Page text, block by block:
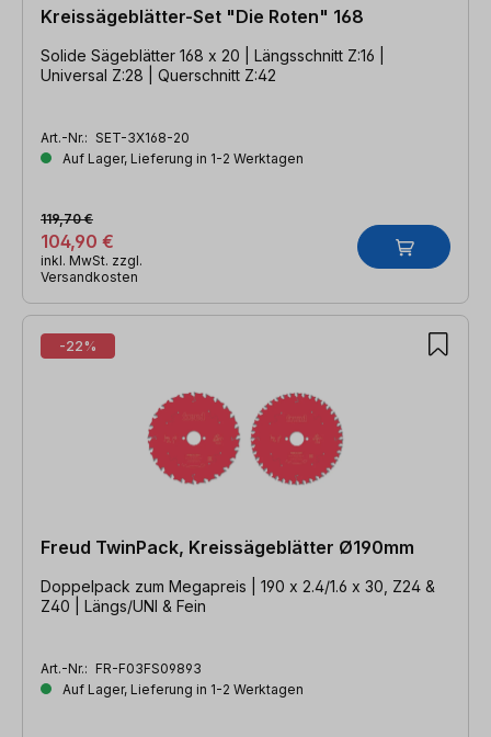
Kreissägeblätter-Set "Die Roten" 168
Solide Sägeblätter 168 x 20 | Längsschnitt Z:16 |
Universal Z:28 | Querschnitt Z:42
Art.-Nr.: SET-3X168-20
Auf Lager, Lieferung in 1-2 Werktagen
104,90 €
119,70 €
inkl. MwSt. zzgl.
Versandkosten
-22%
Freud TwinPack, Kreissägeblätter Ø190mm
Doppelpack zum Megapreis | 190 x 2.4/1.6 x 30, Z24 &
Z40 | Längs/UNI & Fein
Art.-Nr.: FR-F03FS09893
Auf Lager, Lieferung in 1-2 Werktagen